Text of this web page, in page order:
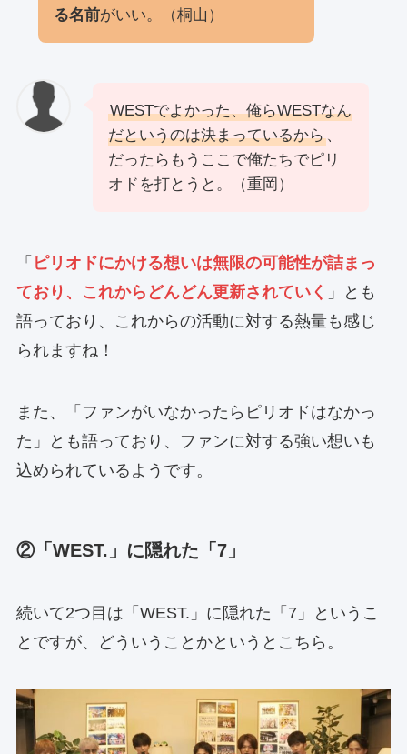
る名前がいい。（桐山）
WESTでよかった、俺らWESTなん
だというのは決まっているから、
だったらもうここで俺たちでピリ
オドを打とうと。（重岡）
「 ピリオドにかける想いは無限の可能性が詰まっ
ており、これからどんどん更新されていく 」とも
語っており、これからの活動に対する熱量も感じ
られますね！
また、「ファンがいなかったらピリオドはなかっ
た」とも語っており、ファンに対する強い想いも
込められているようです。
②「WEST.」に隠れた「7」
続いて2つ目は「WEST.」に隠れた「7」というこ
とですが、どういうことかというとこちら。